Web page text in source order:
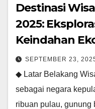
Destinasi
2025:
Keindahan
SEPTEMBER 23,
◆ Latar Belakang
sebagai negara
ribuan pulau, gunung